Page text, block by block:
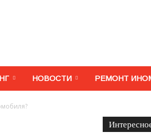
НОВОСТИ РЕМОНТ